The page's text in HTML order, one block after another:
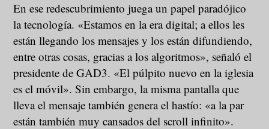
En ese redescubrimiento juega un papel paradójico
la tecnología. «Estamos en la era digital; a ellos les
están llegando los mensajes y los están difundiendo,
entre otras cosas, gracias a los algoritmos», señaló el
presidente de GAD3. «El púlpito nuevo en la iglesia
es el móvil». Sin embargo, la misma pantalla que
lleva el mensaje también genera el hastío: «a la par
están también muy cansados del scroll infinito».